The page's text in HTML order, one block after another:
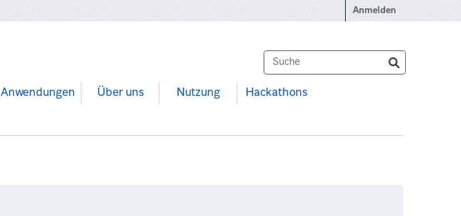
Anmelden
Anwendungen Über uns Nutzung Hackathons